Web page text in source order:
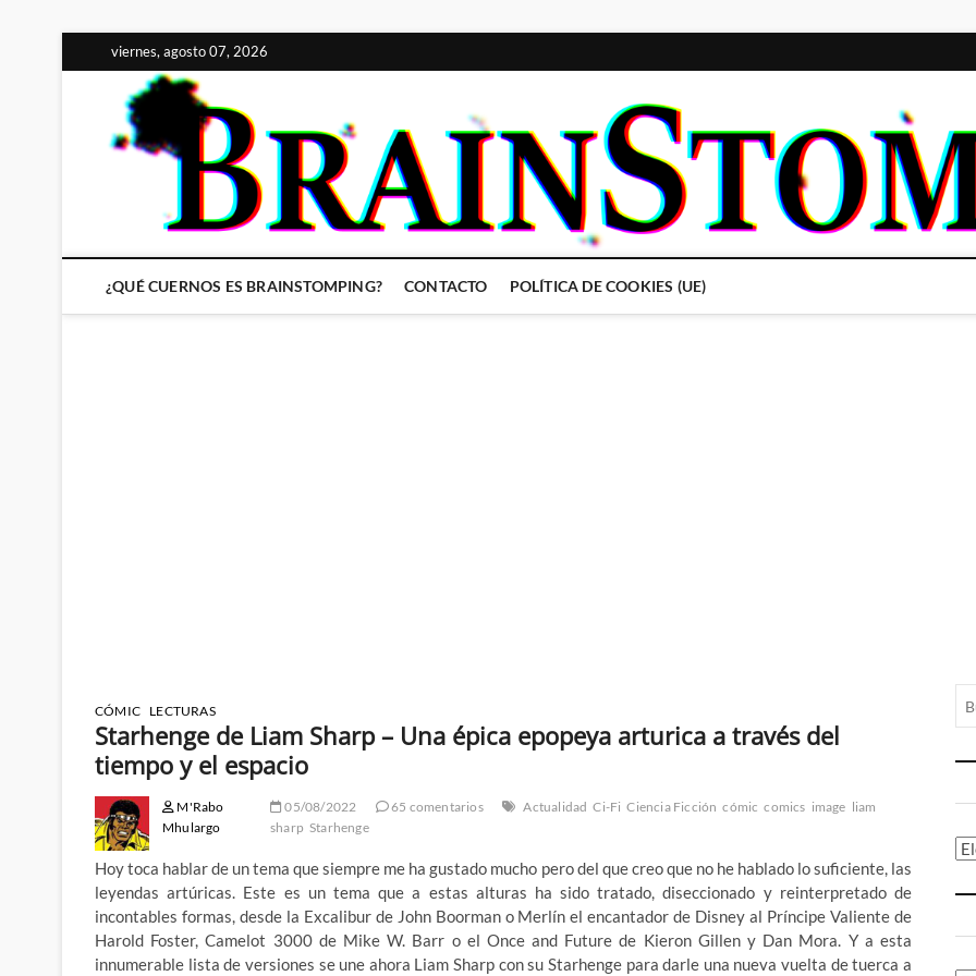
al
contenido
viernes, agosto 07, 2026
¿QUÉ CUERNOS ES BRAINSTOMPING? CONTACTO POLÍTICA DE COOKIES (UE)
CÓMIC LECTURAS
Starhenge de Liam Sharp – Una épica epopeya arturica a través del
tiempo y el espacio
M'Rabo
Mhulargo
05/08/2022 65 comentarios Actualidad Ci-Fi Ciencia Ficción cómic comics image liam
sharp Starhenge
Hoy toca hablar de un tema que siempre me ha gustado mucho pero del que creo que no he hablado lo suficiente, las
leyendas artúricas. Este es un tema que a estas alturas ha sido tratado, diseccionado y reinterpretado de
incontables formas, desde la Excalibur de John Boorman o Merlín el encantador de Disney al Príncipe Valiente de
Harold Foster, Camelot 3000 de Mike W. Barr o el Once and Future de Kieron Gillen y Dan Mora. Y a esta
innumerable lista de versiones se une ahora Liam Sharp con su Starhenge para darle una nueva vuelta de tuerca a